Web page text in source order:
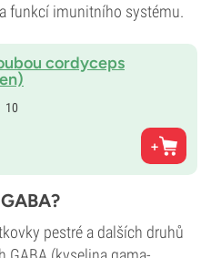
funkcí imunitního systému.
cordyceps
10
pestré a dalších druhů